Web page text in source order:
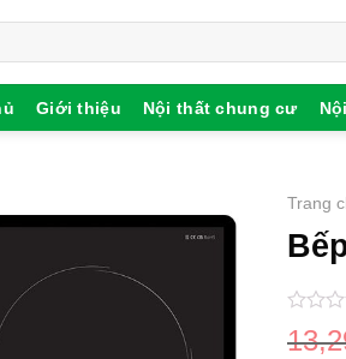
Giới thiệu Nội thất chung cư
Trang
Được
xếp